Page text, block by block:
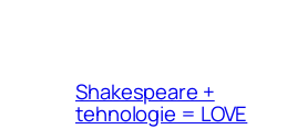
Shakespeare +
tehnologie = LOVE